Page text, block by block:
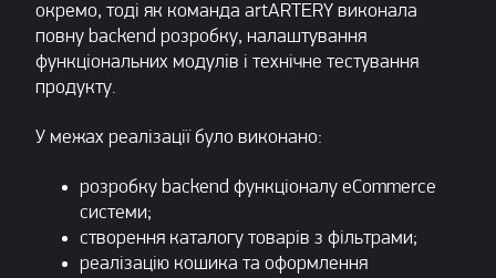
окремо, тоді як команда artARTERY виконала
повну backend розробку, налаштування
функціональних модулів і технічне тестування
продукту.
У межах реалізації було виконано:
розробку backend функціоналу eCommerce
системи;
створення каталогу товарів з фільтрами;
реалізацію кошика та оформлення